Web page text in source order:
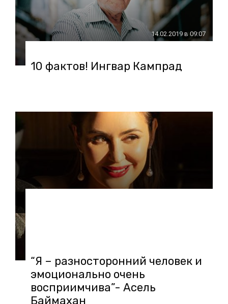
14.02.2019 в 09:07
10 фактов! Ингвар Кампрад
“Я – разносторонний человек и
эмоционально очень
восприимчива”- Асель
Баймахан